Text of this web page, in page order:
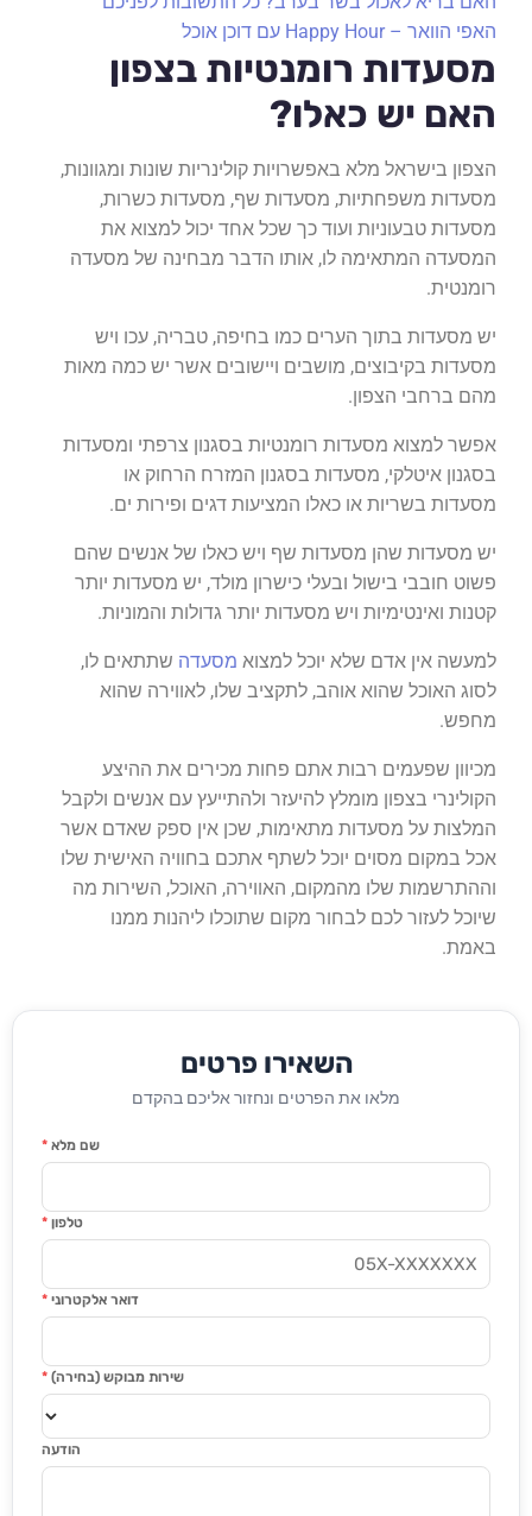
האפי הוואר – Happy Hour עם דוכן אוכל
מסעדות רומנטיות בצפון
האם יש כאלו?
הצפון בישראל מלא באפשרויות קולינריות שונות ומגוונות,
מסעדות משפחתיות, מסעדות שף, מסעדות כשרות,
מסעדות טבעוניות ועוד כך שכל אחד יכול למצוא את
המסעדה המתאימה לו, אותו הדבר מבחינה של מסעדה
רומנטית.
יש מסעדות בתוך הערים כמו בחיפה, טבריה, עכו ויש
מסעדות בקיבוצים, מושבים ויישובים אשר יש כמה מאות
מהם ברחבי הצפון.
אפשר למצוא מסעדות רומנטיות בסגנון צרפתי ומסעדות
בסגנון איטלקי, מסעדות בסגנון המזרח הרחוק או
מסעדות בשריות או כאלו המציעות דגים ופירות ים.
יש מסעדות שהן מסעדות שף ויש כאלו של אנשים שהם
פשוט חובבי בישול ובעלי כישרון מולד, יש מסעדות יותר
קטנות ואינטימיות ויש מסעדות יותר גדולות והמוניות.
למעשה אין אדם שלא יוכל למצוא מסעדה שתתאים לו,
לסוג האוכל שהוא אוהב, לתקציב שלו, לאווירה שהוא
מחפש.
מכיוון שפעמים רבות אתם פחות מכירים את ההיצע
הקולינרי בצפון מומלץ להיעזר ולהתייעץ עם אנשים ולקבל
המלצות על מסעדות מתאימות, שכן אין ספק שאדם אשר
אכל במקום מסוים יוכל לשתף אתכם בחוויה האישית שלו
וההתרשמות שלו מהמקום, האווירה, האוכל, השירות מה
שיוכל לעזור לכם לבחור מקום שתוכלו ליהנות ממנו
באמת.
השאירו פרטים
מלאו את הפרטים ונחזור אליכם בהקדם
שם מלא *
טלפון *
דואר אלקטרוני *
שירות מבוקש (בחירה) *
הודעה